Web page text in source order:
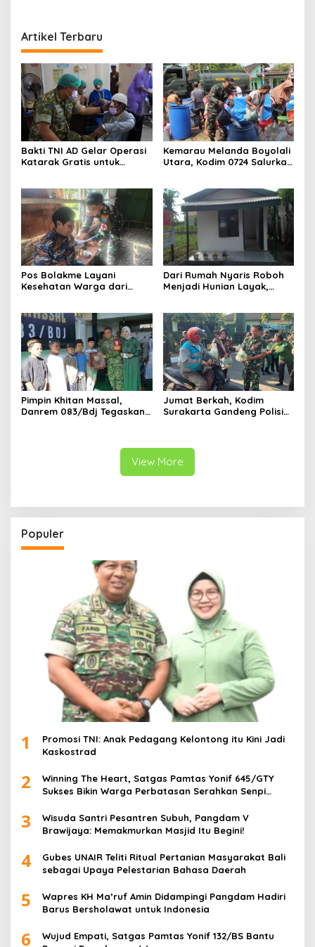
Artikel Terbaru
Bakti TNI AD Gelar Operasi
Katarak Gratis untuk
Kemarau Melanda Boyolali
Utara, Kodim 0724 Salurkan
Pos Bolakme Layani
Kesehatan Warga dari
Dari Rumah Nyaris Roboh
Menjadi Hunian Layak,
Pimpin Khitan Massal,
Danrem 083/Bdj Tegaskan
Jumat Berkah, Kodim
Surakarta Gandeng Polisi
View More
Populer
1
Promosi TNI: Anak Pedagang Kelontong itu Kini Jadi
Kaskostrad
2
Winning The Heart, Satgas Pamtas Yonif 645/GTY
Sukses Bikin Warga Perbatasan Serahkan Senpi
3
Wisuda Santri Pesantren Subuh, Pangdam V
Brawijaya: Memakmurkan Masjid Itu Begini!
4
Gubes UNAIR Teliti Ritual Pertanian Masyarakat Bali
sebagai Upaya Pelestarian Bahasa Daerah
5
Wapres KH Ma’ruf Amin Didampingi Pangdam Hadiri
Barus Bersholawat untuk Indonesia
6
Wujud Empati, Satgas Pamtas Yonif 132/BS Bantu